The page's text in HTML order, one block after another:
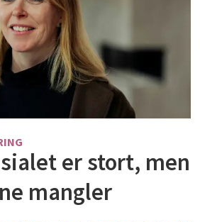
er stort, men
mangler